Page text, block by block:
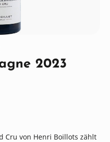
2023
Cru von Henri Boillots zählt